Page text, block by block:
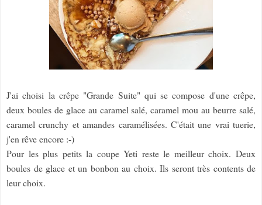
J'ai choisi la crêpe "Grande Suite" qui se compose d'une crêpe,
deux boules de glace au caramel salé, caramel mou au beurre salé,
caramel crunchy et amandes caramélisées. C'était une vrai tuerie,
j'en rêve encore :-)
Pour les plus petits la coupe Yeti reste le meilleur choix. Deux
boules de glace et un bonbon au choix. Ils seront très contents de
leur choix.